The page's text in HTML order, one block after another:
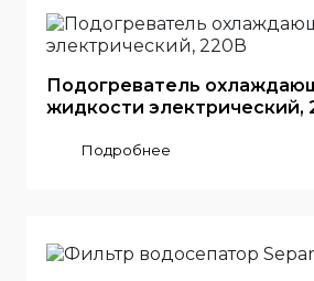
Подогреватель
жидкости электрический,
Подробнее